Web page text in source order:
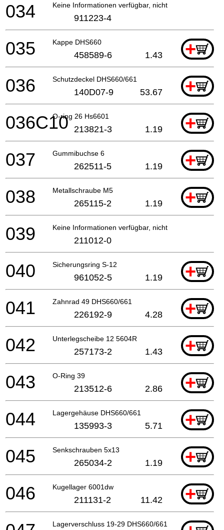
Keine Informationen verfügbar, nicht bestellbar
034 911223-4
Kappe DHS660 +
035 458589-6 1.43
Schutzdeckel DHS660/661 +
036 140D07-9 53.67
O-ring 26 Hs6601 +
036C10 213821-3 1.19
Gummibuchse 6 +
037 262511-5 1.19
Metallschraube M5 +
038 265115-2 1.19
Keine Informationen verfügbar, nicht bestellbar
039 211012-0
Sicherungsring S-12 +
040 961052-5 1.19
Zahnrad 49 DHS660/661 +
041 226192-9 4.28
Unterlegscheibe 12 5604R +
042 257173-2 1.43
O-Ring 39 +
043 213512-6 2.86
Lagergehäuse DHS660/661 +
044 135993-3 5.71
Senkschrauben 5x13 +
045 265034-2 1.19
Kugellager 6001dw +
046 211131-2 11.42
Lagerverschluss 19-29 DHS660/661